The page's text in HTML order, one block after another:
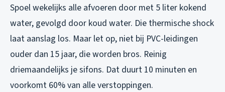
Spoel wekelijks alle afvoeren door met 5 liter kokend
water, gevolgd door koud water. Die thermische shock
laat aanslag los. Maar let op, niet bij PVC-leidingen
ouder dan 15 jaar, die worden bros. Reinig
driemaandelijks je sifons. Dat duurt 10 minuten en
voorkomt 60% van alle verstoppingen.